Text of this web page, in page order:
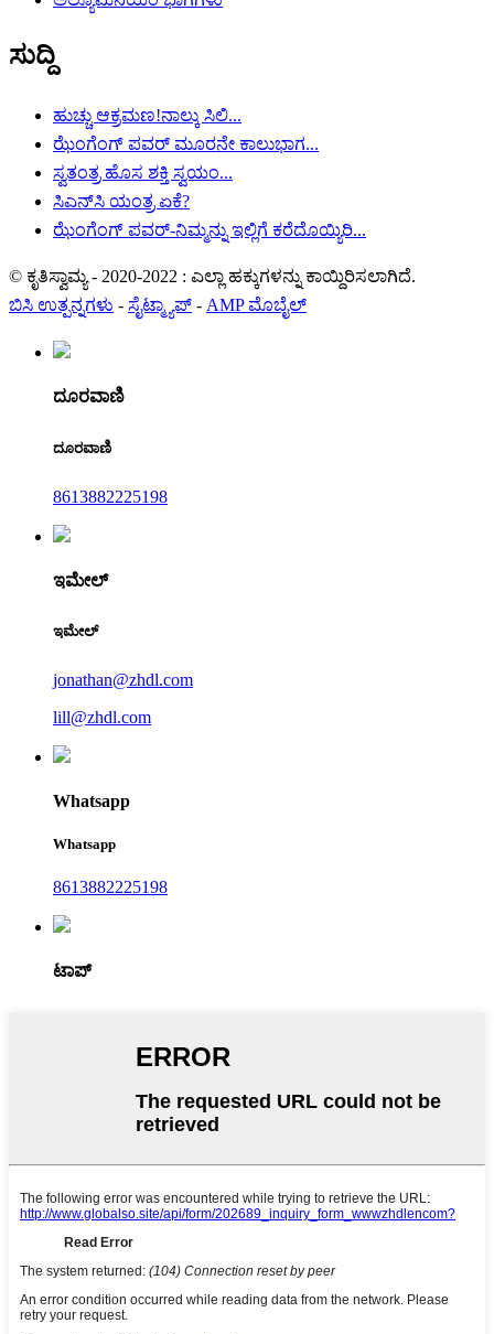
ಸುದ್ದಿ
ಹುಚ್ಚು ಆಕ್ರಮಣ!ನಾಲ್ಕು ಸಿಲಿ...
ಝೆಂಗೆಂಗ್ ಪವರ್ ಮೂರನೇ ಕಾಲುಭಾಗ...
ಸ್ವತಂತ್ರ ಹೊಸ ಶಕ್ತಿ ಸ್ವಯಂ...
ಸಿಎನ್‌ಸಿ ಯಂತ್ರ ಏಕೆ?
ಝೆಂಗೆಂಗ್ ಪವರ್-ನಿಮ್ಮನ್ನು ಇಲ್ಲಿಗೆ ಕರೆದೊಯ್ಯಿರಿ...
© ಕೃತಿಸ್ವಾಮ್ಯ - 2020-2022 : ಎಲ್ಲಾ ಹಕ್ಕುಗಳನ್ನು ಕಾಯ್ದಿರಿಸಲಾಗಿದೆ.
ಬಿಸಿ ಉತ್ಪನ್ನಗಳು - ಸೈಟ್ಮ್ಯಾಪ್ - AMP ಮೊಬೈಲ್
ದೂರವಾಣಿ
ದೂರವಾಣಿ
8613882225198
ಇಮೇಲ್
ಇಮೇಲ್
jonathan@zhdl.com
lill@zhdl.com
Whatsapp
Whatsapp
8613882225198
ಟಾಪ್